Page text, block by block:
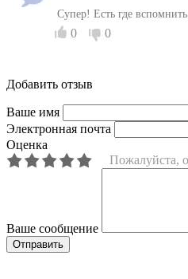
Супер! Есть где
0 0
Добавить отзыв
Ваше имя
Электронная почта
Оценка
Пожалуйста,
Ваше сообщение